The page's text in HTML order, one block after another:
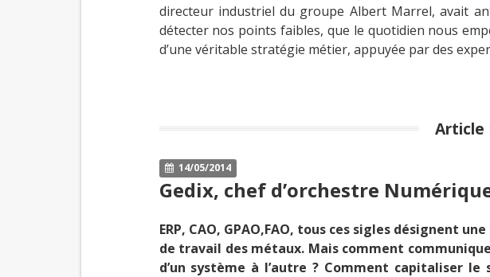
directeur industriel du groupe Albert Marrel, avait
détecter nos points faibles, que le quotidien nous
d’une véritable stratégie métier, appuyée par des
Article
14/05/2014
Gedix, chef d’orchestre
ERP, CAO, GPAO,FAO, tous ces sigles désignent
de travail des métaux. Mais comment
d’un système à l’autre ? Comment capitaliser